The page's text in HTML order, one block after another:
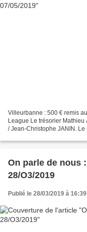
Villeurbanne : 500 € remis
League Le trésorier
/ Jean-Christophe JANIN.
On parle de nous
28/O3/2019
Publié le 28/03/2019 à 16:39